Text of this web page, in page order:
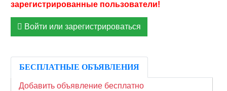
Войти или зарегистрироваться
БЕСПЛАТНЫЕ ОБЪЯВЛЕНИЯ
Добавить объявление бесплатно